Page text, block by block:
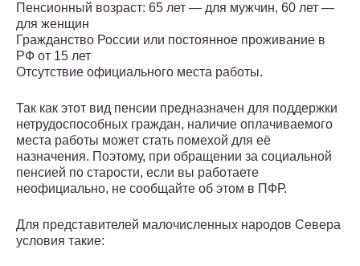
Пенсионный возраст: 65 лет — для мужчин, 60 лет —
для женщин
Гражданство России или постоянное проживание в
РФ от 15 лет
Отсутствие официального места работы.
Так как этот вид пенсии предназначен для поддержки
нетрудоспособных граждан, наличие оплачиваемого
места работы может стать помехой для её
назначения. Поэтому, при обращении за социальной
пенсией по старости, если вы работаете
неофициально, не сообщайте об этом в ПФР.
Для представителей малочисленных народов Севера
условия такие: